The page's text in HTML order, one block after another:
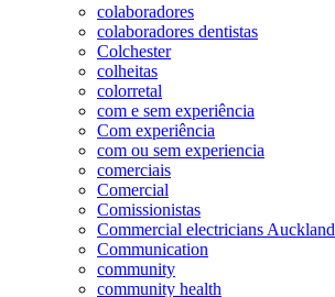
colaboradores
colaboradores dentistas
Colchester
colheitas
colorretal
com e sem experiência
Com experiência
com ou sem experiencia
comerciais
Comercial
Comissionistas
Commercial electricians Auckland
Communication
community
community health